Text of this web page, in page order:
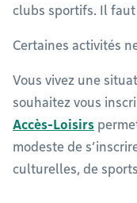
clubs sportifs. Il
Certaines activités
Vous vivez une
souhaitez vous
Accès-Loisirs
modeste de
culturelles, de